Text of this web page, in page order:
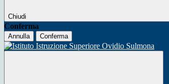
Chiudi
Conferma
Annulla Conferma